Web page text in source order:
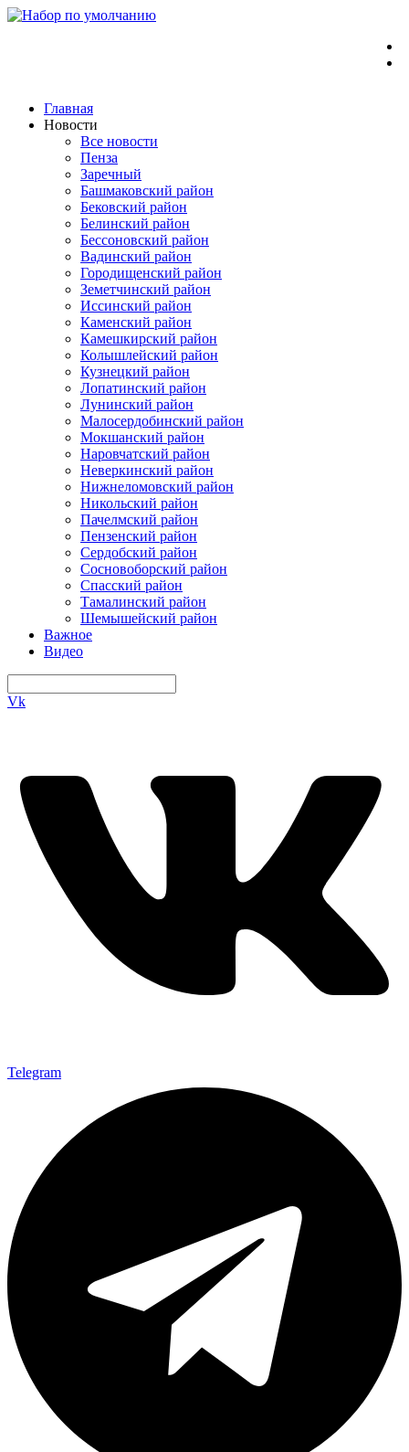
Перейти
Главная
Новости
Все новости
Пенза
Заречный
Башмаковский район
Бековский район
Белинский район
Бессоновский район
Вадинский район
Городищенский район
Земетчинский район
Иссинский район
Каменский район
Камешкирский район
Колышлейский район
Кузнецкий район
Лопатинский район
Лунинский район
Малосердобинский район
Мокшанский район
Наровчатский район
Неверкинский район
Нижнеломовский район
Никольский район
Пачелмский район
Пензенский район
Сердобский район
Сосновоборский район
Спасский район
Тамалинский район
Шемышейский район
Важное
Видео
Vk
Telegram